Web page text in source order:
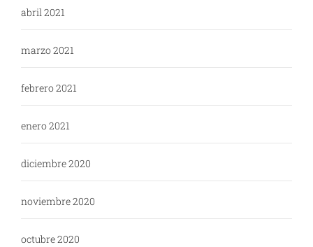
abril 2021
marzo 2021
febrero 2021
enero 2021
diciembre 2020
noviembre 2020
octubre 2020